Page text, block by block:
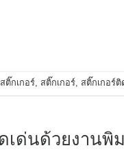
ติ๊กเกอร์, สติ๊กเกอร์, สติ๊กเกอร์
เด่นด้วยงาน